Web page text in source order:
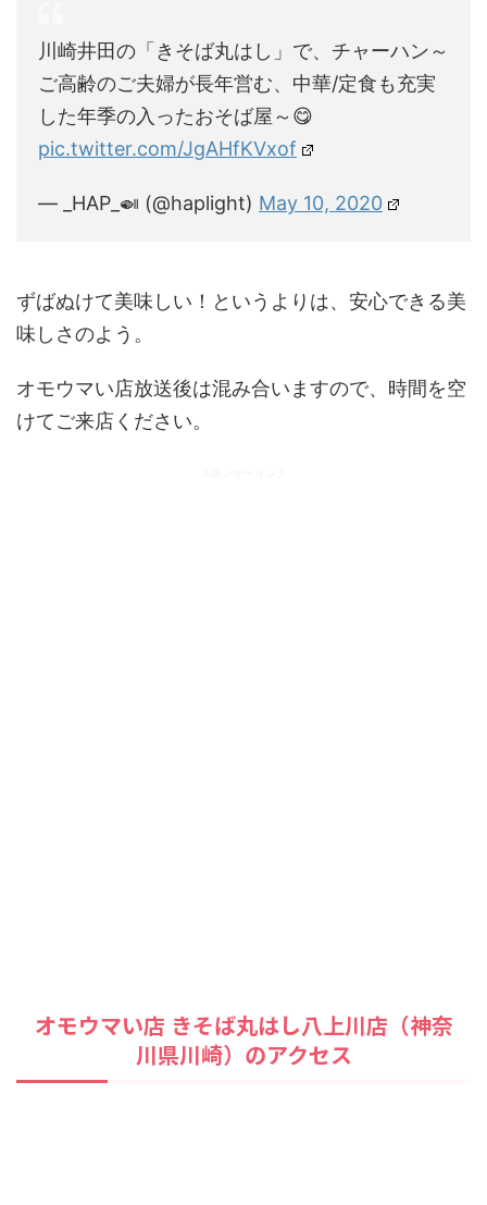
川崎井田の「きそば丸はし」で、チャーハン～
ご高齢のご夫婦が長年営む、中華/定食も充実
した年季の入ったおそば屋～😋
pic.twitter.com/JgAHfKVxof
— _HAP_🍛 (@haplight) May 10, 2020
ずばぬけて美味しい！というよりは、安心できる美
味しさのよう。
オモウマい店放送後は混み合いますので、時間を空
けてご来店ください。
オモウマい店 きそば丸はし八上川店（神奈
川県川崎）のアクセス